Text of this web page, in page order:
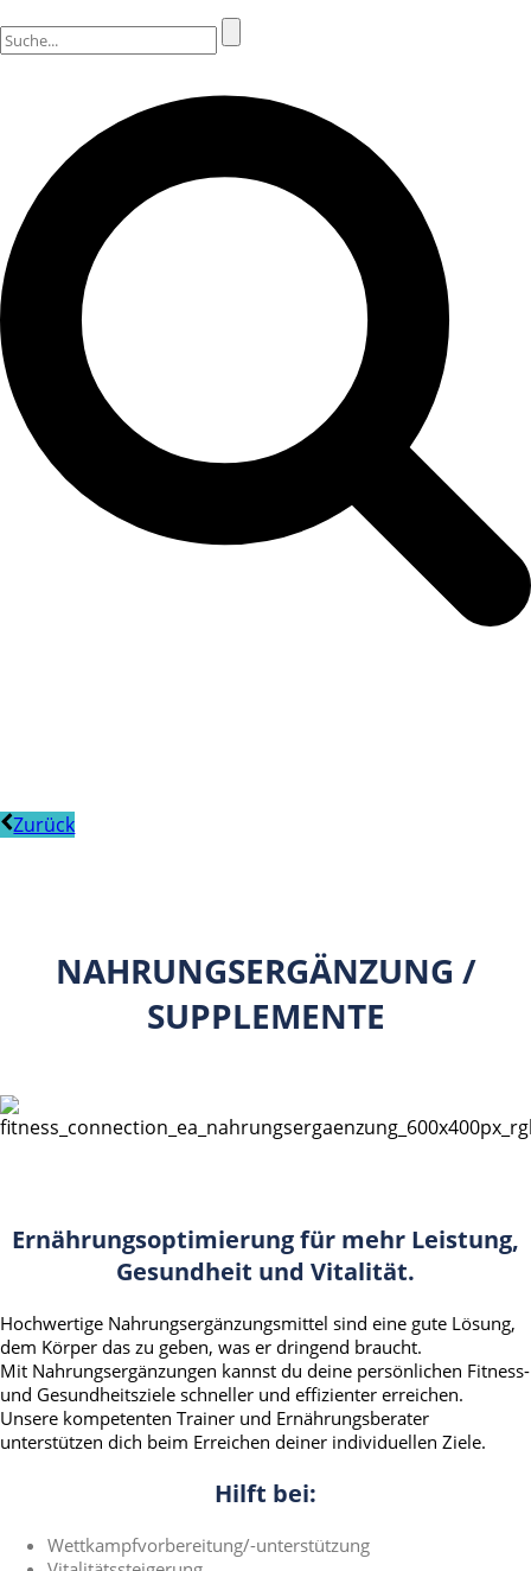
Zurück
NAHRUNGSERGÄNZUNG /
SUPPLEMENTE
Ernährungsoptimierung für mehr Leistung,
Gesundheit und Vitalität.
Hochwertige Nahrungsergänzungsmittel sind eine gute Lösung,
dem Körper das zu geben, was er dringend braucht.
Mit Nahrungsergänzungen kannst du deine persönlichen Fitness-
und Gesundheitsziele schneller und effizienter erreichen.
Unsere kompetenten Trainer und Ernährungsberater
unterstützen dich beim Erreichen deiner individuellen Ziele.
Hilft bei:
Wettkampfvorbereitung/-unterstützung